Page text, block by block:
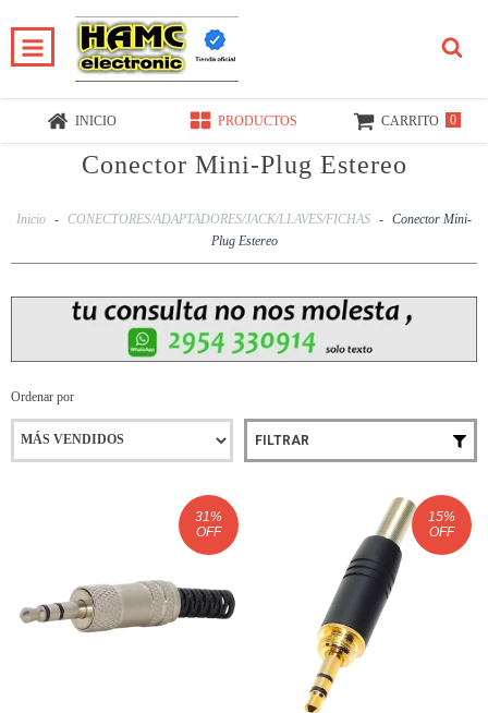
INICIO PRODUCTOS CARRITO 0
Conector Mini-Plug Estereo
Inicio - CONECTORES/ADAPTADORES/JACK/LLAVES/FICHAS - Conector Mini-
Plug Estereo
Ordenar por
FILTRAR
31%
OFF
15%
OFF